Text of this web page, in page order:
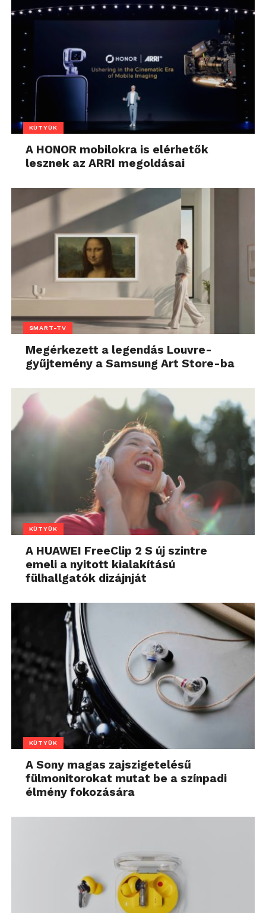
KÜTYÜK
A HONOR mobilokra is elérhetők
lesznek az ARRI megoldásai
SMART-TV
Megérkezett a legendás Louvre-
gyűjtemény a Samsung Art Store-ba
KÜTYÜK
A HUAWEI FreeClip 2 S új szintre
emeli a nyitott kialakítású
fülhallgatók dizájnját
KÜTYÜK
A Sony magas zajszigetelésű
fülmonitorokat mutat be a színpadi
élmény fokozására